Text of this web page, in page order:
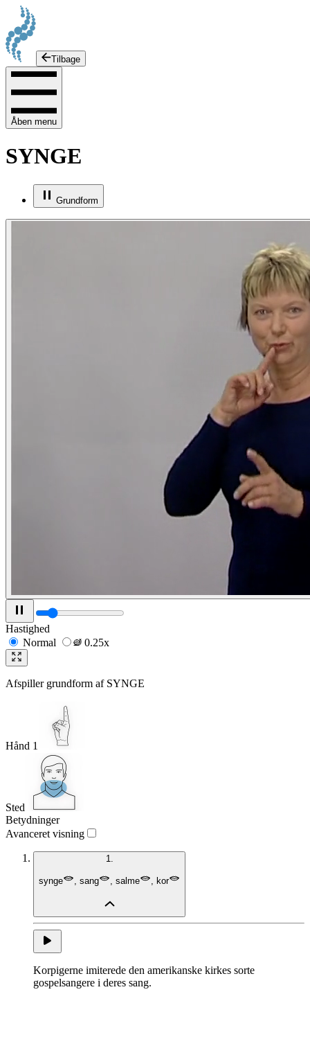
Tilbage
Åben menu
SYNGE
Grundform
Hastighed
Normal
0.25x
Afspiller grundform af SYNGE
Hånd 1
Sted
Betydninger
Avanceret visning
1.
synge , sang , salme , kor
Korpigerne imiterede den amerikanske kirkes sorte
gospelsangere i deres sang.